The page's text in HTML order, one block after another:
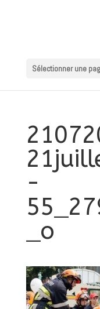
Sélectionner une
-
_o